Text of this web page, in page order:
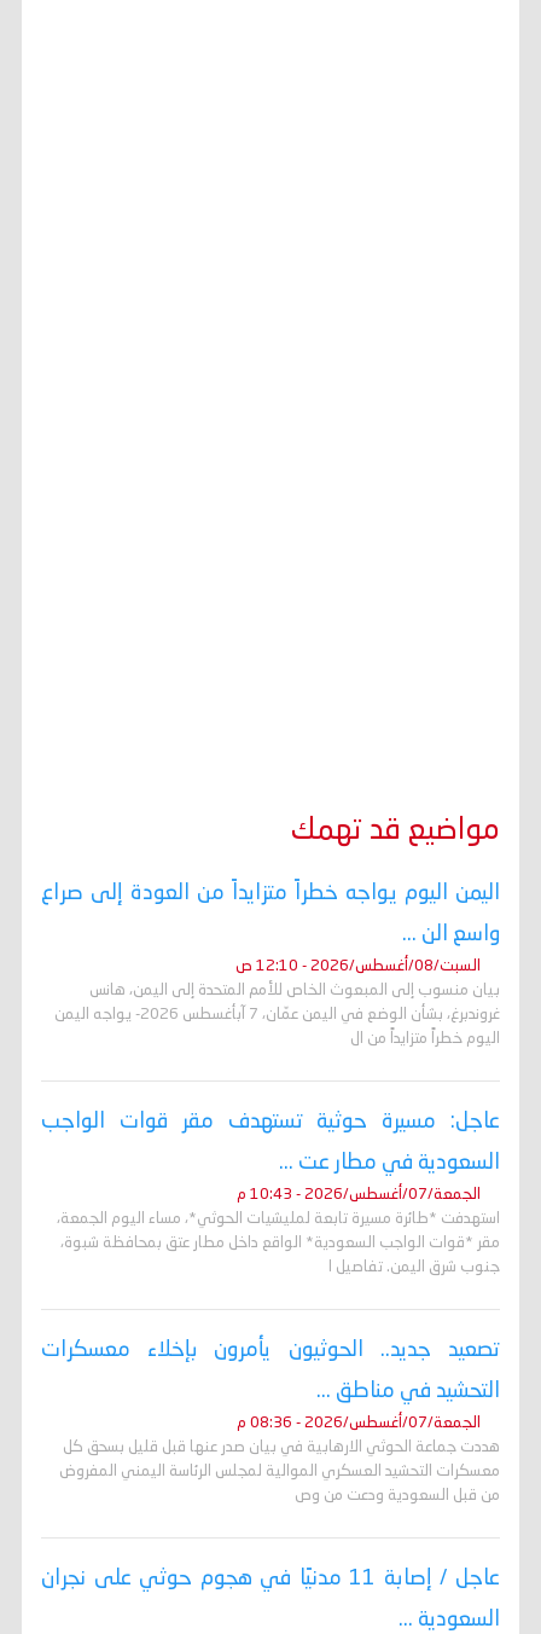
مواضيع قد تهمك
اليمن اليوم يواجه خطراً متزايداً من العودة إلى صراع
واسع الن ...
السبت/08/أغسطس/2026 - 12:10 ص
بيان منسوب إلى المبعوث الخاص للأمم المتحدة إلى اليمن، هانس
غروندبرغ، بشأن الوضع في اليمن عمّان، 7 آبأغسطس 2026- يواجه اليمن
اليوم خطراً متزايداً من ال
عاجل: مسيرة حوثية تستهدف مقر قوات الواجب
السعودية في مطار عت ...
الجمعة/07/أغسطس/2026 - 10:43 م
استهدفت *طائرة مسيرة تابعة لمليشيات الحوثي*، مساء اليوم الجمعة،
مقر *قوات الواجب السعودية* الواقع داخل مطار عتق بمحافظة شبوة،
جنوب شرق اليمن. تفاصيل ا
تصعيد جديد.. الحوثيون يأمرون بإخلاء معسكرات
التحشيد في مناطق ...
الجمعة/07/أغسطس/2026 - 08:36 م
هددت جماعة الحوثي الارهابية في بيان صدر عنها قبل قليل بسحق كل
معسكرات التحشيد العسكري الموالية لمجلس الرئاسة اليمني المفروض
من قبل السعودية ودعت من وص
عاجل / إصابة 11 مدنيًا في هجوم حوثي على نجران
السعودية ...